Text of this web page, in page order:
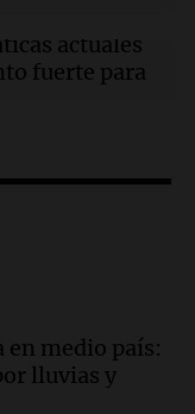
que le
por su novia
actuales
fuerte para
de vehículos
en el costo
medio país:
lluvias y